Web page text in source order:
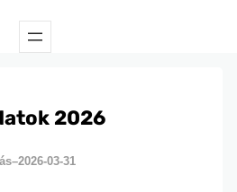
2026
–2026-03-31